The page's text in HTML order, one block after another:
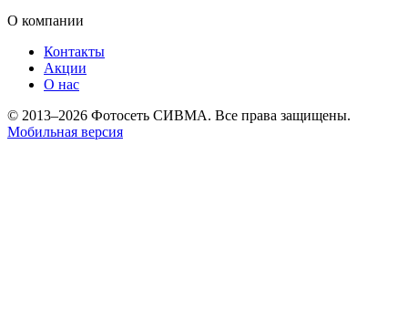
О компании
Контакты
Акции
О нас
© 2013–2026 Фотосеть СИВМА. Все права защищены.
Мобильная версия